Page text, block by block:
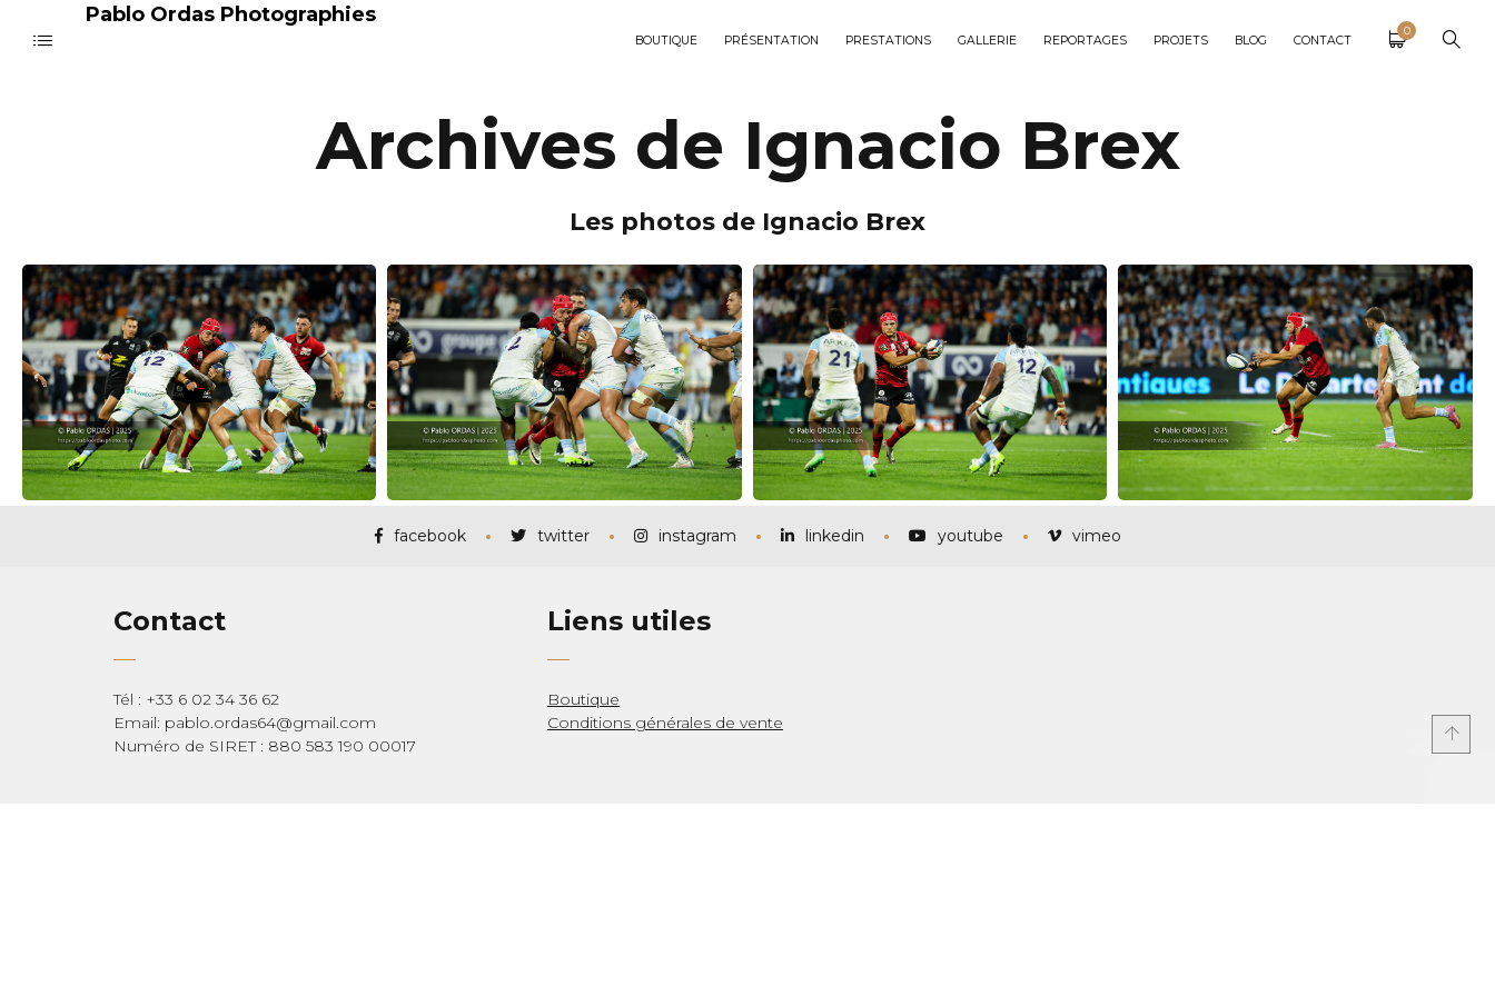
Pablo Ordas Photographies
BOUTIQUE PRÉSENTATION PRESTATIONS GALLERIE REPORTAGES PROJETS BLOG CONTACT
0
Archives de Ignacio Brex
Les photos de Ignacio Brex
facebook twitter instagram linkedin youtube vimeo
Contact
Tél : +33 6 02 34 36 62
Email: pablo.ordas64@gmail.com
Numéro de SIRET : 880 583 190 00017
Liens utiles
Boutique
Conditions générales de vente